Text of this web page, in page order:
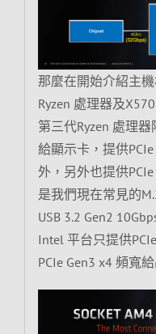
那麼在開始介紹主
Ryzen 處理器及
第三代Ryzen 處理
給顯示卡，提供
外，另外也提供
是我們現在常見的
USB 3.2 Gen2
Intel 平台只提供
PCIe Gen3 x4 頻寬